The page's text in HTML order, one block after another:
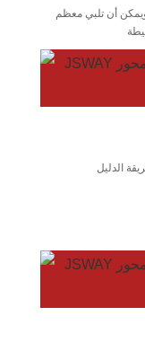
أن تلبي معظم
الدليل